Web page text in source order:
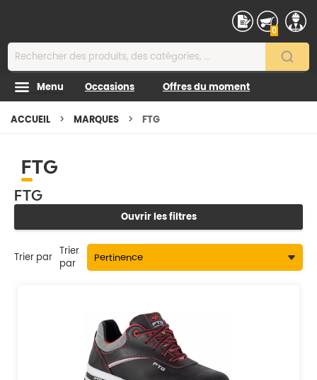
0
Menu Occasions Offres du moment
ACCUEIL MARQUES FTG
FTG
FTG
Ouvrir les filtres
Trier par Trier
par